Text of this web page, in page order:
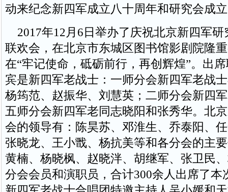
动来纪念新四军成立八十周年和研究会成
2017年12月6日举办了庆祝北京新四军研
联欢会，在北京市东城区图书馆影剧院隆
在“牢记使命，砥砺前行，再创辉煌”。出
宾是新四军老战士：一师分会新四军老战
杨筠范、赵振华、刘慧英；二师分会新四
五师分会新四军老同志晓阳和张秀华。北
会的领导有：陈昊苏、邓淮生、乔泰阳、
张晓龙、王小戬、杨抗美等和各分会的主
黄楠、杨晓枫、赵晓泮、胡继军、张卫民
分会会员和演职员，合计300余人出席了本